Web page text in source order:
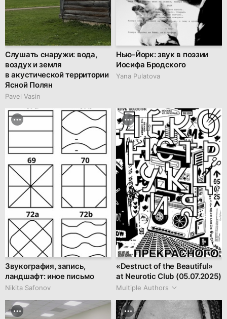
Слушать снаружи: вода,
воздух и земля
в акустической территории
Ясной Полян
Pavel Vasin
Нью-Йорк: звук в поэзии
Иосифа Бродского
Yana Pulatova
Звукография, запись,
ландшафт: иное письмо
Nikita Safonov
«Destruct of the Beautiful»
at Neurotic Club (05.07.2025)
Multiple Authors